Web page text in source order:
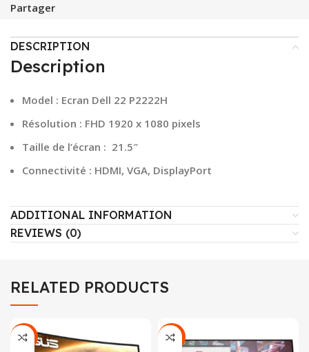
Partager
DESCRIPTION
Description
Model : Ecran Dell 22 P2222H
Résolution : FHD 1920 x 1080 pixels
Taille de l’écran : 21.5″
Connectivité : HDMI, VGA, DisplayPort
ADDITIONAL INFORMATION
REVIEWS (0)
RELATED PRODUCTS
-18% -24%